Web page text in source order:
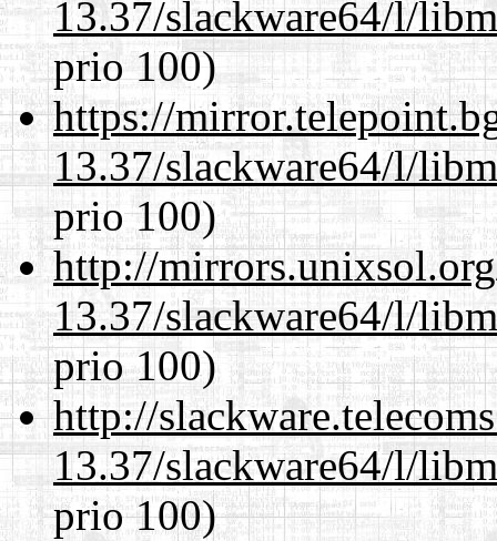
13.37/slackware64/l/
prio 100)
https://
13.37/slackware64/l/
prio 100)
http://
13.37/slackware64/l/
prio 100)
http://
13.37/slackware64/l/
prio 100)